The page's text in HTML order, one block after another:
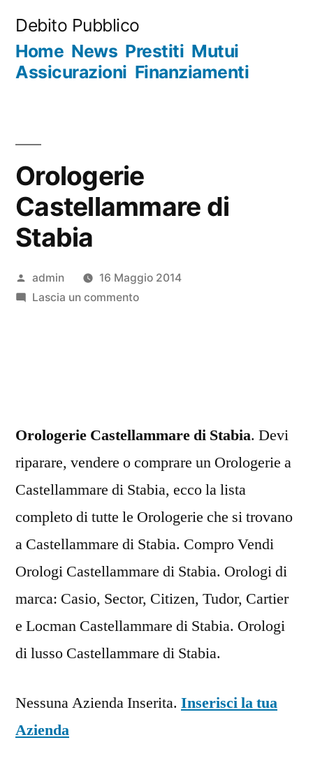
contenuto
Debito Pubblico
Home News Prestiti Mutui
Assicurazioni Finanziamenti
Orologerie
Castellammare di
Stabia
Pubblicato
da
admin
16 Maggio 2014
Lascia un commentosu
Orologerie Castellammare di Stabia. Devi
riparare, vendere o comprare un Orologerie a
Castellammare di Stabia, ecco la lista
completo di tutte le Orologerie che si trovano
a Castellammare di Stabia. Compro Vendi
Orologi Castellammare di Stabia. Orologi di
marca: Casio, Sector, Citizen, Tudor, Cartier
e Locman Castellammare di Stabia. Orologi
di lusso Castellammare di Stabia.
Nessuna Azienda Inserita. Inserisci la tua
Azienda